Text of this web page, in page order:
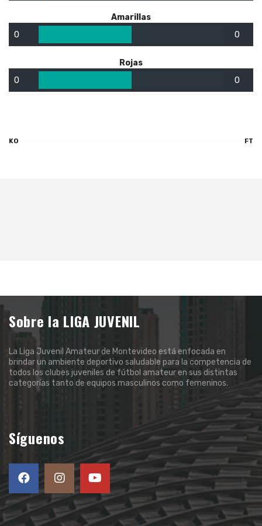
Amarillas
0 0
Rojas
0 0
KO FT
Sobre la LIGA JUVENIL
La Liga Juvenil Amateur de Montevideo está enfocada en
brindar un ambiente deportivo saludable para la competencia de
todos los clubes juveniles de fútbol amateur en sus distintas
categorías tanto de equipos masculinos como femeninos.
Síguenos